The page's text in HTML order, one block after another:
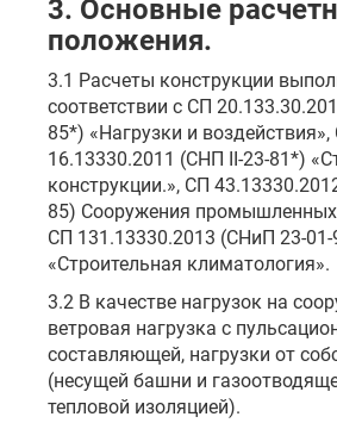
3. Основные
положения.
3.1 Расчеты конструкции
соответствии с СП
85*) «Нагрузки и воздействия»,
16.13330.2011 (СНП II-23-81*)
конструкции.», СП
85) Сооружения промышленных
СП 131.13330.2013 (СНиП 23-01-
«Строительная климатология».
3.2 В качестве нагрузок на
ветровая нагрузка с
составляющей, нагрузки от
(несущей башни и
тепловой изоляцией).